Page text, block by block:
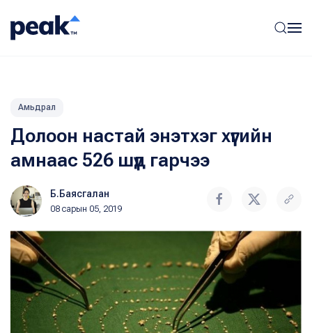
Амьдрал
Долоон настай энэтхэг хүүгийн
амнаас 526 шүд гарчээ
Б.Баясгалан
08 сарын 05, 2019